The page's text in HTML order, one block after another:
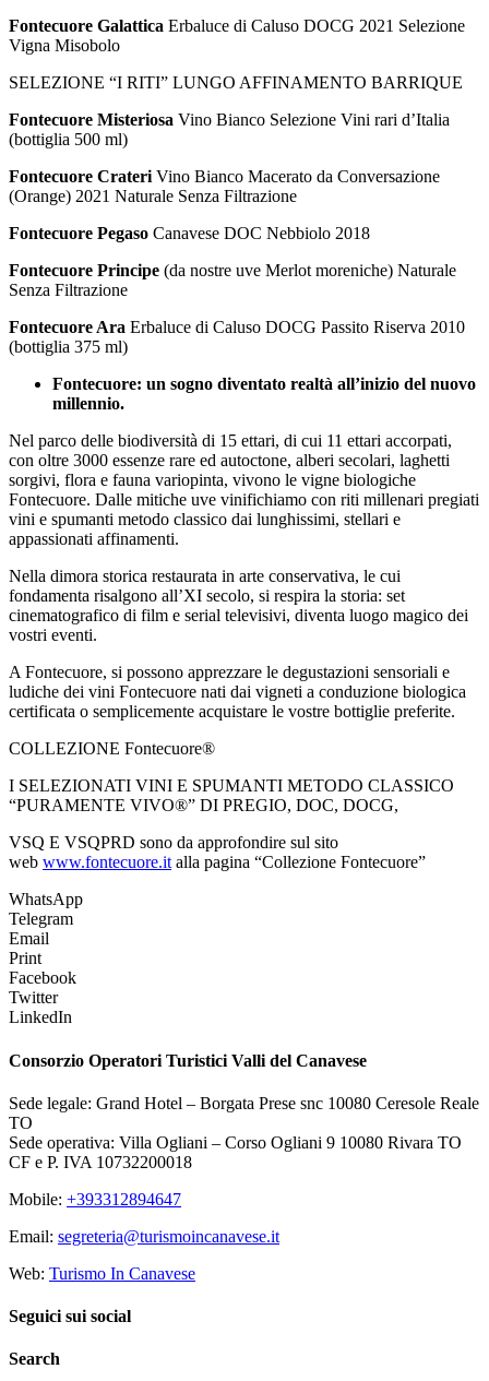
Fontecuore Galattica Erbaluce di Caluso DOCG 2021 Selezione
Vigna Misobolo
SELEZIONE “I RITI” LUNGO AFFINAMENTO BARRIQUE
Fontecuore Misteriosa Vino Bianco Selezione Vini rari d’Italia
(bottiglia 500 ml)
Fontecuore Crateri Vino Bianco Macerato da Conversazione
(Orange) 2021 Naturale Senza Filtrazione
Fontecuore Pegaso Canavese DOC Nebbiolo 2018
Fontecuore Principe (da nostre uve Merlot moreniche) Naturale
Senza Filtrazione
Fontecuore Ara Erbaluce di Caluso DOCG Passito Riserva 2010
(bottiglia 375 ml)
Fontecuore: un sogno diventato realtà all’inizio del nuovo
millennio.
Nel parco delle biodiversità di 15 ettari, di cui 11 ettari accorpati,
con oltre 3000 essenze rare ed autoctone, alberi secolari, laghetti
sorgivi, flora e fauna variopinta, vivono le vigne biologiche
Fontecuore. Dalle mitiche uve vinifichiamo con riti millenari pregiati
vini e spumanti metodo classico dai lunghissimi, stellari e
appassionati affinamenti.
Nella dimora storica restaurata in arte conservativa, le cui
fondamenta risalgono all’XI secolo, si respira la storia: set
cinematografico di film e serial televisivi, diventa luogo magico dei
vostri eventi.
A Fontecuore, si possono apprezzare le degustazioni sensoriali e
ludiche dei vini Fontecuore nati dai vigneti a conduzione biologica
certificata o semplicemente acquistare le vostre bottiglie preferite.
COLLEZIONE Fontecuore®
I SELEZIONATI VINI E SPUMANTI METODO CLASSICO
“PURAMENTE VIVO®” DI PREGIO, DOC, DOCG,
VSQ E VSQPRD sono da approfondire sul sito
web www.fontecuore.it alla pagina “Collezione Fontecuore”
WhatsApp
Telegram
Email
Print
Facebook
Twitter
LinkedIn
Consorzio Operatori Turistici Valli del Canavese
Sede legale: Grand Hotel – Borgata Prese snc 10080 Ceresole Reale
TO
Sede operativa: Villa Ogliani – Corso Ogliani 9 10080 Rivara TO
CF e P. IVA 10732200018
Mobile: +393312894647
Email: segreteria@turismoincanavese.it
Web: Turismo In Canavese
Seguici sui social
Search